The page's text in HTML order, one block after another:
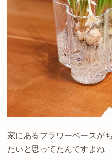
家にあるフラワーベースが
たいと思ってたんですよね